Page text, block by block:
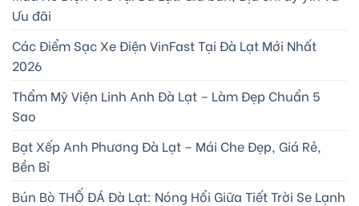
Ưu đãi
Các Điểm Sạc Xe Điện VinFast Tại Đà Lạt Mới Nhất
2026
Thẩm Mỹ Viện Linh Anh Đà Lạt – Làm Đẹp Chuẩn 5
Sao
Bạt Xếp Anh Phương Đà Lạt – Mái Che Đẹp, Giá Rẻ,
Bền Bỉ
Bún Bò THỐ ĐÁ Đà Lạt: Nóng Hổi Giữa Tiết Trời Se Lạnh